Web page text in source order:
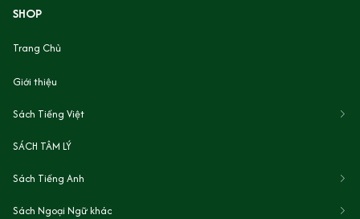
SHOP
Trang Chủ
Giới thiệu
Sách Tiếng Việt
SÁCH TÂM LÝ
Sách Tiếng Anh
Sách Ngoại Ngữ khác